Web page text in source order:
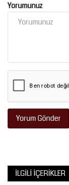
Yorumunuz
Yorum Gönder
İLGILI İÇERIKLER